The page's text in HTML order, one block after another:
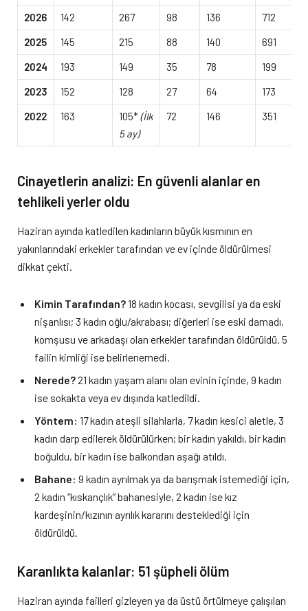
2026
142 267 98 136
712
2025
145 215 88 140
691
2024
193 149 35 78
199
2023
152 128 27 64
173
2022
163 105* (İlk
5 ay)
72 146 351
Cinayetlerin analizi: En güvenli alanlar en
tehlikeli yerler oldu
Haziran ayında katledilen kadınların büyük kısmının en
yakınlarındaki erkekler tarafından ve ev içinde öldürülmesi
dikkat çekti.
Kimin Tarafından? 18 kadın kocası, sevgilisi ya da eski
nişanlısı; 3 kadın oğlu/akrabası; diğerleri ise eski damadı,
komşusu ve arkadaşı olan erkekler tarafından öldürüldü. 5
failin kimliği ise belirlenemedi.
Nerede? 21 kadın yaşam alanı olan evinin içinde, 9 kadın
ise sokakta veya ev dışında katledildi.
Yöntem: 17 kadın ateşli silahlarla, 7 kadın kesici aletle, 3
kadın darp edilerek öldürülürken; bir kadın yakıldı, bir kadın
boğuldu, bir kadın ise balkondan aşağı atıldı.
Bahane: 9 kadın ayrılmak ya da barışmak istemediği için,
2 kadın “kıskançlık” bahanesiyle, 2 kadın ise kız
kardeşinin/kızının ayrılık kararını desteklediği için
öldürüldü.
Karanlıkta kalanlar: 51 şüpheli ölüm
Haziran ayında failleri gizleyen ya da üstü örtülmeye çalışılan